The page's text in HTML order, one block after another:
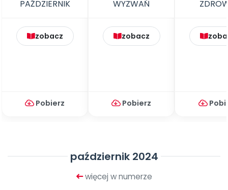
zobacz
Pobierz
zobacz
Pobierz
październik 2024
więcej w numerze